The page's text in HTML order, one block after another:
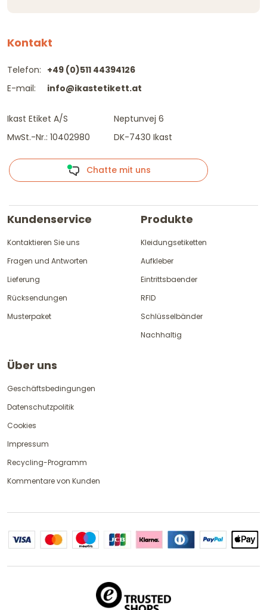
Kontakt
Telefon:
E-mail:
+49 (0)511 44394126
info@ikastetikett.at
Ikast Etiket A/S
MwSt.-Nr.: 10402980
Neptunvej 6
DK-7430 Ikast
Chatte mit uns
Kundenservice
Kontaktieren Sie uns
Fragen und Antworten
Lieferung
Rücksendungen
Musterpaket
Produkte
Kleidungsetiketten
Aufkleber
Eintrittsbaender
RFID
Schlüsselbänder
Nachhaltig
Über uns
Geschäftsbedingungen
Datenschutzpolitik
Cookies
Impressum
Recycling-Programm
Kommentare von Kunden